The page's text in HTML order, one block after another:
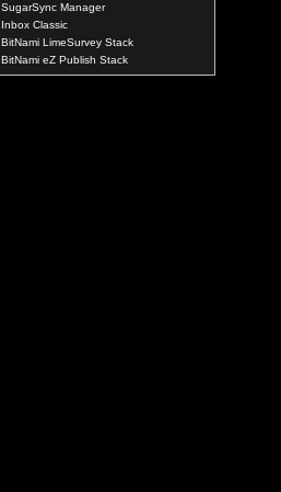
SugarSync Manager
Inbox Classic
BitNami LimeSurvey Stack
BitNami eZ Publish Stack